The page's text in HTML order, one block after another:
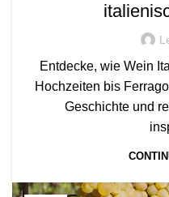
Entdecke, wie Wein
Hochzeiten bis
Geschichte und